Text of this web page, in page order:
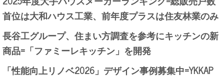
首位は大和ハウス工業、前年度プラスは住友林業のみ
長谷工グループ、住まい方調査を参考にキッチンの新
商品=「ファミーレキッチン」を開発
「性能向上リノベ2026」デザイン事例募集中=YKKAP